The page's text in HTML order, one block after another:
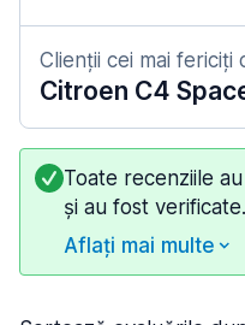
Clienții cei mai fericiți
Citroen C4
Toate recenziile
și au fost verificate.
Aflați mai multe